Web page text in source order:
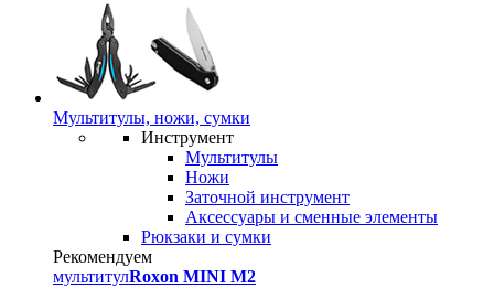
Мультитулы, ножи, сумки
Инструмент
Мультитулы
Ножи
Заточной инструмент
Аксессуары и сменные элементы
Рюкзаки и сумки
Рекомендуем
мультитулRoxon MINI M2